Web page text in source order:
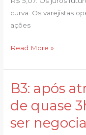
curva. Os varejistas
ações
dispara
Read More »
B3: após
de quase
ser
B3:
atraso
operacional